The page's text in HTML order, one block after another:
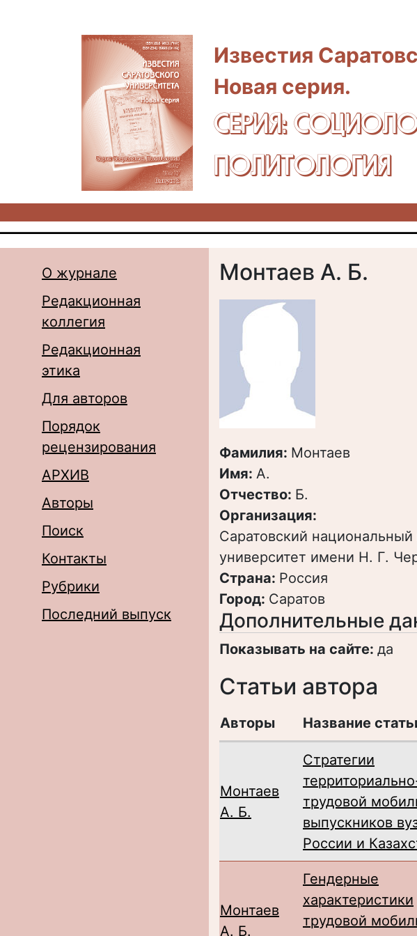
Известия
Новая серия.
СЕРИЯ:
ПОЛИТОЛОГИЯ
О журнале
Редакционная
коллегия
Редакционная
этика
Для авторов
Порядок
рецензирования
АРХИВ
Авторы
Поиск
Контакты
Рубрики
Последний выпуск
Монтаев А. Б.
Фамилия: Монтаев
Имя: А.
Отчество: Б.
Организация:
Саратовский национальный
университет имени Н. Г.
Страна: Россия
Город: Саратов
Дополнительные
Показывать на сайте: да
Статьи автора
Авторы Название
Монтаев
А. Б.
Стратегии
трудовой
выпускников
России и
Монтаев
А. Б.
Гендерные
характеристики
трудовой